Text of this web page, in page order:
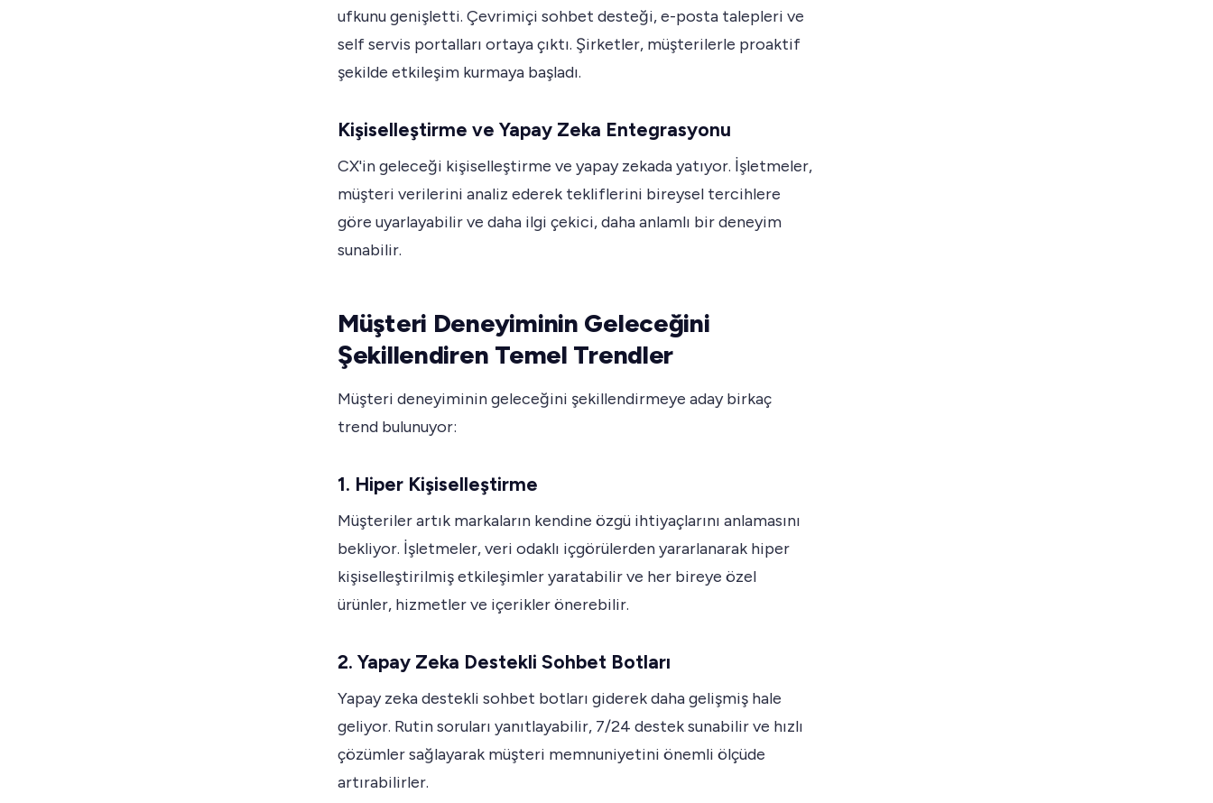
ufkunu genişletti. Çevrimiçi sohbet desteği, e-posta talepleri ve
self servis portalları ortaya çıktı. Şirketler, müşterilerle proaktif
şekilde etkileşim kurmaya başladı.
Kişiselleştirme ve Yapay Zeka Entegrasyonu
CX'in geleceği kişiselleştirme ve yapay zekada yatıyor. İşletmeler,
müşteri verilerini analiz ederek tekliflerini bireysel tercihlere
göre uyarlayabilir ve daha ilgi çekici, daha anlamlı bir deneyim
sunabilir.
Müşteri Deneyiminin Geleceğini
Şekillendiren Temel Trendler
Müşteri deneyiminin geleceğini şekillendirmeye aday birkaç
trend bulunuyor:
1. Hiper Kişiselleştirme
Müşteriler artık markaların kendine özgü ihtiyaçlarını anlamasını
bekliyor. İşletmeler, veri odaklı içgörülerden yararlanarak hiper
kişiselleştirilmiş etkileşimler yaratabilir ve her bireye özel
ürünler, hizmetler ve içerikler önerebilir.
2. Yapay Zeka Destekli Sohbet Botları
Yapay zeka destekli sohbet botları giderek daha gelişmiş hale
geliyor. Rutin soruları yanıtlayabilir, 7/24 destek sunabilir ve hızlı
çözümler sağlayarak müşteri memnuniyetini önemli ölçüde
artırabilirler.